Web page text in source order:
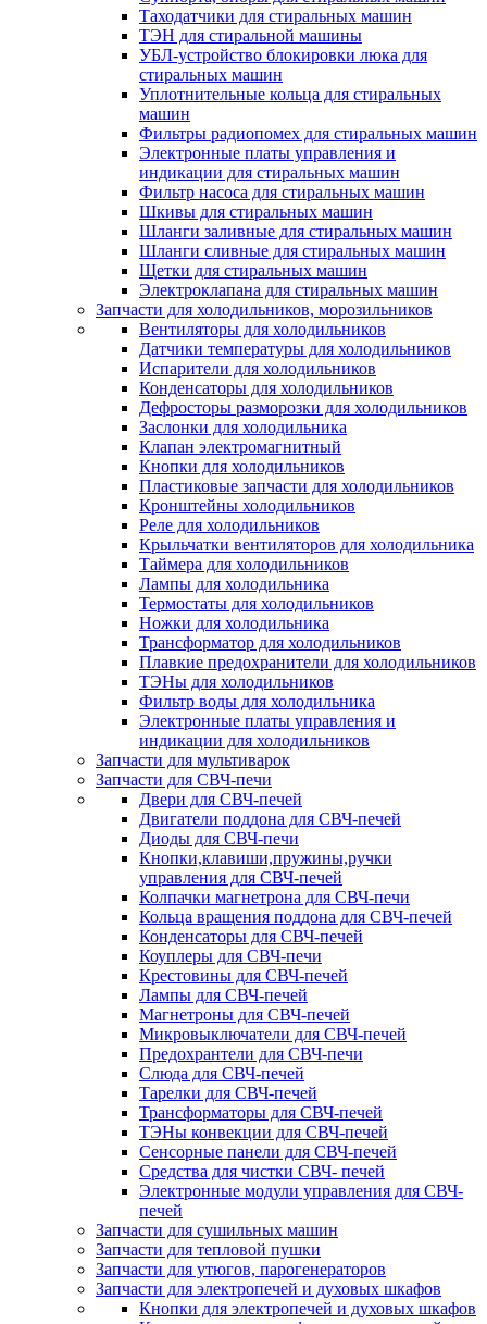
Таходатчики для стиральных машин
ТЭН для стиральной машины
УБЛ-устройство блокировки люка для
стиральных машин
Уплотнительные кольца для стиральных
машин
Фильтры радиопомех для стиральных машин
Электронные платы управления и
индикации для стиральных машин
Фильтр насоса для стиральных машин
Шкивы для стиральных машин
Шланги заливные для стиральных машин
Шланги сливные для стиральных машин
Щетки для стиральных машин
Электроклапана для стиральных машин
Запчасти для холодильников, морозильников
Вентиляторы для холодильников
Датчики температуры для холодильников
Испарители для холодильников
Конденсаторы для холодильников
Дефросторы разморозки для холодильников
Заслонки для холодильника
Клапан электромагнитный
Кнопки для холодильников
Пластиковые запчасти для холодильников
Кронштейны холодильников
Реле для холодильников
Крыльчатки вентиляторов для холодильника
Таймера для холодильников
Лампы для холодильника
Термостаты для холодильников
Ножки для холодильника
Трансформатор для холодильников
Плавкие предохранители для холодильников
ТЭНы для холодильников
Фильтр воды для холодильника
Электронные платы управления и
индикации для холодильников
Запчасти для мультиварок
Запчасти для СВЧ-печи
Двери для СВЧ-печей
Двигатели поддона для СВЧ-печей
Диоды для СВЧ-печи
Кнопки,клавиши,пружины,ручки
управления для СВЧ-печей
Колпачки магнетрона для СВЧ-печи
Кольца вращения поддона для СВЧ-печей
Конденсаторы для СВЧ-печей
Коуплеры для СВЧ-печи
Крестовины для СВЧ-печей
Лампы для СВЧ-печей
Магнетроны для СВЧ-печей
Микровыключатели для СВЧ-печей
Предохрантели для СВЧ-печи
Слюда для СВЧ-печей
Тарелки для СВЧ-печей
Трансформаторы для СВЧ-печей
ТЭНы конвекции для СВЧ-печей
Сенсорные панели для СВЧ-печей
Средства для чистки СВЧ- печей
Электронные модули управления для СВЧ-
печей
Запчасти для сушильных машин
Запчасти для тепловой пушки
Запчасти для утюгов, парогенераторов
Запчасти для электропечей и духовых шкафов
Кнопки для электропечей и духовых шкафов